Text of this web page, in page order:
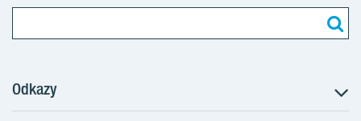
Odkazy